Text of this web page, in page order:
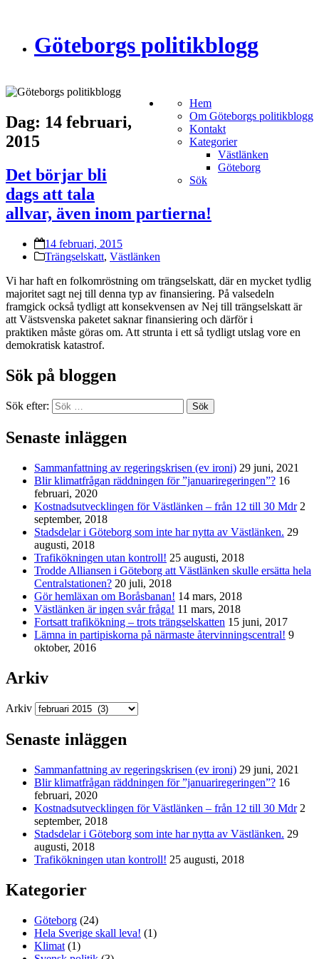
Göteborgs politikblogg
Hem
Om Göteborgs politikblogg
Kontakt
Kategorier
Västlänken
Göteborg
Sök
Dag: 14 februari,
2015
Det börjar bli
dags att tala
allvar, även inom partierna!
14 februari, 2015
Trängselskatt, Västlänken
Vi har haft en folkomröstning om trängselskatt, där en mycket tydlig
majoritet sagt nej till denna typ av finansiering. På valsedeln
framgick också tydligt att konsekvensen av Nej till trängselskatt är
att Västsvenska paketet saknar finansiering och därför i
praktiken måste göras om. Att strunta i ett så tydligt utslag vore en
demokratisk katastrof.
Sök på bloggen
Sök efter: Sök
Senaste inläggen
Sammanfattning av regeringskrisen (ev ironi) 29 juni, 2021
Blir klimatfrågan räddningen för ”januariregeringen”? 16
februari, 2020
Kostnadsutvecklingen för Västlänken – från 12 till 30 Mdr 2
september, 2018
Stadsdelar i Göteborg som inte har nytta av Västlänken. 29
augusti, 2018
Trafikökningen utan kontroll! 25 augusti, 2018
Trodde Alliansen i Göteborg att Västlänken skulle ersätta hela
Centralstationen? 20 juli, 2018
Gör hemläxan om Boråsbanan! 14 mars, 2018
Västlänken är ingen svår fråga! 11 mars, 2018
Fortsatt trafikökning – trots trängselskatten 15 juni, 2017
Lämna in partipiskorna på närmaste återvinningscentral! 9
oktober, 2016
Arkiv
Arkiv
Senaste inläggen
Sammanfattning av regeringskrisen (ev ironi) 29 juni, 2021
Blir klimatfrågan räddningen för ”januariregeringen”? 16
februari, 2020
Kostnadsutvecklingen för Västlänken – från 12 till 30 Mdr 2
september, 2018
Stadsdelar i Göteborg som inte har nytta av Västlänken. 29
augusti, 2018
Trafikökningen utan kontroll! 25 augusti, 2018
Kategorier
Göteborg (24)
Hela Sverige skall leva! (1)
Klimat (1)